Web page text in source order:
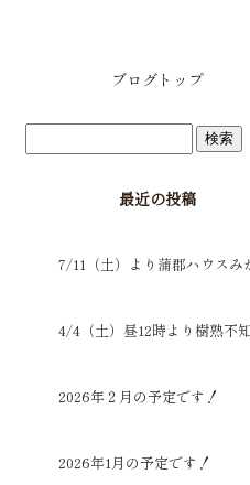
ブログトップ
最近の投稿
2026年２月の予定です！
2026年1月の予定です！